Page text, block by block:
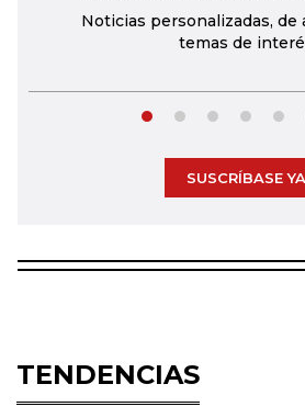
Noticias personalizadas, de
temas de
SUSCRÍBASE YA
TENDENCIAS